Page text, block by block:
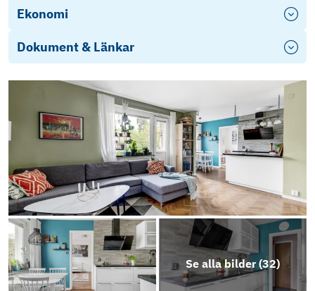
Ekonomi
Dokument & Länkar
Se alla bilder (32)